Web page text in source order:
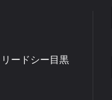
ードシー目黒